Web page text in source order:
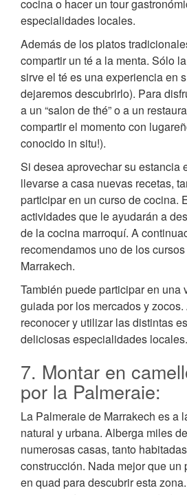
cocina o hacer un tour
especialidades locales.
Además de los platos
compartir un té a la menta. Sólo
sirve el té es una experiencia en
dejaremos descubrirlo). Para
a un “salon de thé” o a un
compartir el momento con
conocido in situ!).
Si desea aprovechar su estancia
llevarse a casa nuevas recetas,
participar en un curso de cocina.
actividades que le ayudarán a
de la cocina marroquí. A
recomendamos uno de los
Marrakech.
También puede participar en una
guiada por los mercados y
reconocer y utilizar las distintas
deliciosas especialidades locales.
7. Montar en
por la Palmeraie:
La Palmeraie de Marrakech es a
natural y urbana. Alberga miles
numerosas casas, tanto
construcción. Nada mejor que un
en quad para descubrir esta